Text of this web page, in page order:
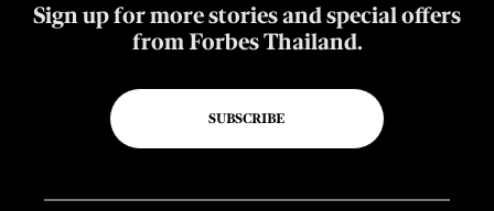
Sign up for more stories and special offers
from Forbes Thailand.
SUBSCRIBE